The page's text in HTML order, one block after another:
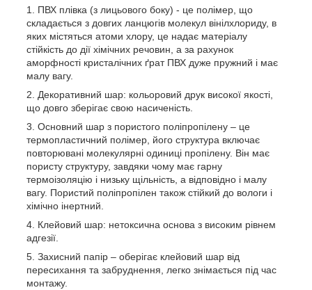
ПВХ плівка (з лицьового боку) - це полімер, що
складається з довгих ланцюгів молекул вінілхлориду, в
яких містяться атоми хлору, це надає матеріалу
стійкість до дії хімічних речовин, а за рахунок
аморфності кристалічних ґрат ПВХ дуже пружний і має
малу вагу.
Декоративний шар: кольоровий друк високої якості,
що довго зберігає свою насиченість.
Основний шар з пористого поліпропілену – це
термопластичний полімер, його структура включає
повторювані молекулярні одиниці пропілену. Він має
пористу структуру, завдяки чому має гарну
термоізоляцію і низьку щільність, а відповідно і малу
вагу. Пористий поліпропілен також стійкий до вологи і
хімічно інертний.
Клейовий шар: нетоксична основа з високим рівнем
адгезії.
Захисний папір – оберігає клейовий шар від
пересихання та забруднення, легко знімається під час
монтажу.